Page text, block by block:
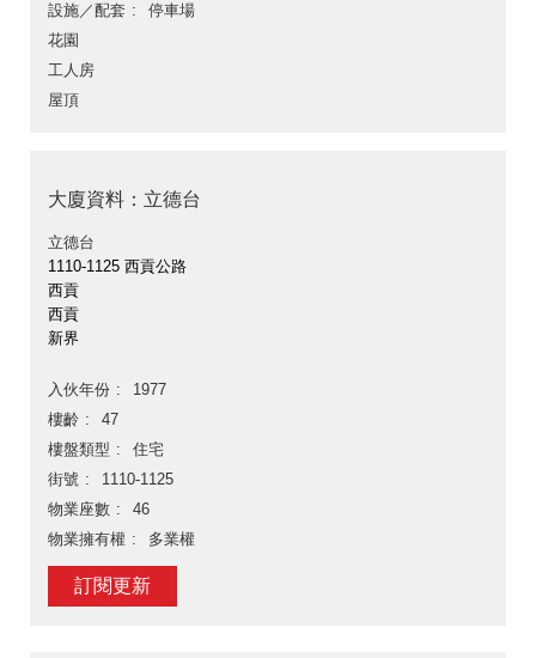
設施／配套
停車場
花園
工人房
屋頂
大廈資料：立德台
立德台
1110-1125 西貢公路
西貢
西貢
新界
入伙年份
1977
樓齡
47
樓盤類型
住宅
街號
1110-1125
物業座數
46
物業擁有權
多業權
訂閱更新